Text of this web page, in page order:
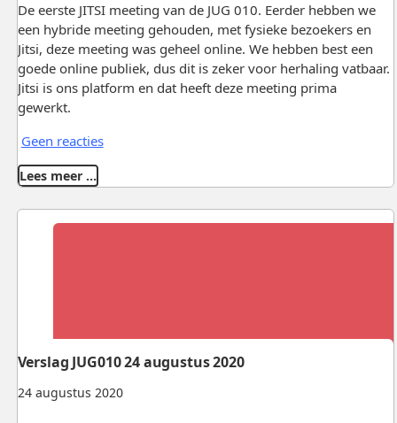
De eerste JITSI meeting van de JUG 010. Eerder hebben we
een hybride meeting gehouden, met fysieke bezoekers en
Jitsi, deze meeting was geheel online. We hebben best een
goede online publiek, dus dit is zeker voor herhaling vatbaar.
Jitsi is ons platform en dat heeft deze meeting prima
gewerkt.
Geen reacties
Lees meer …
24 augustus 2020
Verslag JUG010 24 augustus 2020